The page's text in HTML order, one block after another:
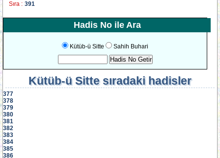
Sıra : 391
Hadis No ile Ara
Kütüb-ü Sitte Sahih Buhari
Kütüb-ü Sittesıradaki hadisler
377
378
379
380
381
382
383
384
385
386